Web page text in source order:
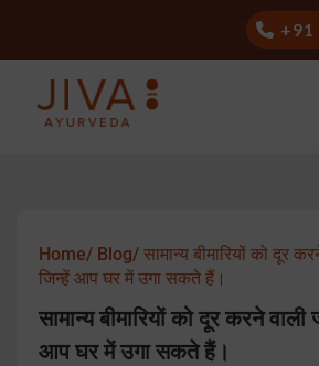
+91
Home/ Blog/ सामान्य बीमारियों को दूर
जिन्हें आप घर में उगा सकते हैं।
सामान्य बीमारियों को दूर करने वाली
आप घर में उगा सकते हैं।